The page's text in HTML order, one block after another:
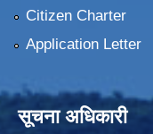
Citizen Charter
Application Letter
सूचना अधिकारी